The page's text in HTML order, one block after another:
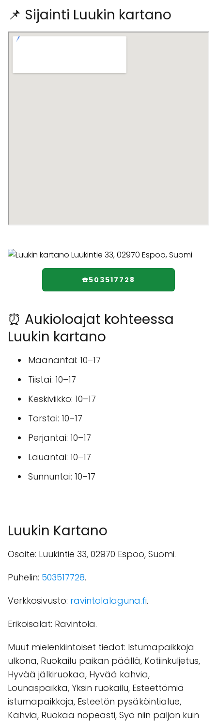
📌 Sijainti Luukin kartano
☎️503517728
⏰ Aukioloajat kohteessa
Luukin kartano
Maanantai: 10–17
Tiistai: 10–17
Keskiviikko: 10–17
Torstai: 10–17
Perjantai: 10–17
Lauantai: 10–17
Sunnuntai: 10–17
Luukin Kartano
Osoite: Luukintie 33, 02970 Espoo, Suomi.
Puhelin: 503517728.
Verkkosivusto: ravintolalaguna.fi.
Erikoisalat: Ravintola.
Muut mielenkiintoiset tiedot: Istumapaikkoja
ulkona, Ruokailu paikan päällä, Kotiinkuljetus,
Hyvää jälkiruokaa, Hyvää kahvia,
Lounaspaikka, Yksin ruokailu, Esteettömiä
istumapaikkoja, Esteetön pysäköintialue,
Kahvia, Ruokaa nopeasti, Syö niin paljon kuin